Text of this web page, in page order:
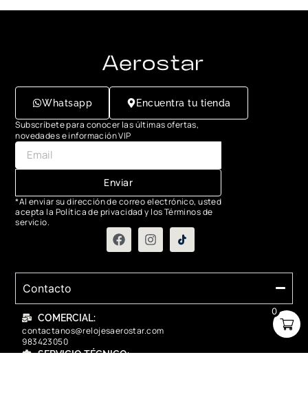
0
Whatsapp Encuentra tu tienda
Subscríbete para conocer las últimas ofertas,
novedades e información VIP
Enviar
*Al enviar su dirección de correo electrónico, usted
acepta la Política de privacidad y los Términos de
servicio.
Contacto
COMERCIAL:
contactanos@relojesaerostar.com
983423050
SERVICIO TÉCNICO: